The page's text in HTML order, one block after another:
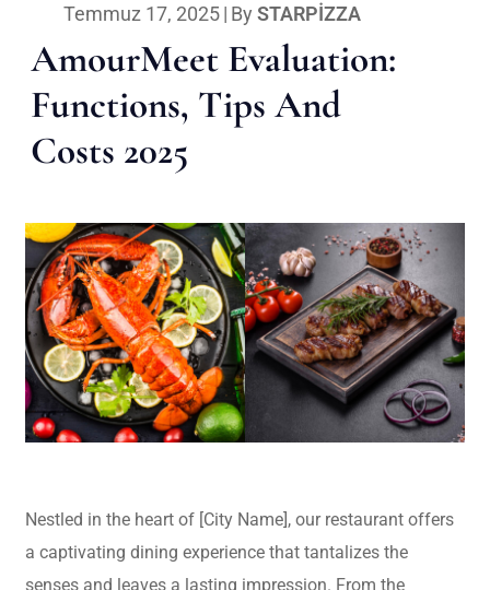
Temmuz 17, 2025| By STARPIZZA
AmourMeet Evaluation:
Functions, Tips And
Costs 2025
Nestled in the heart of [City Name], our restaurant offers
a captivating dining experience that tantalizes the
senses and leaves a lasting impression. From the